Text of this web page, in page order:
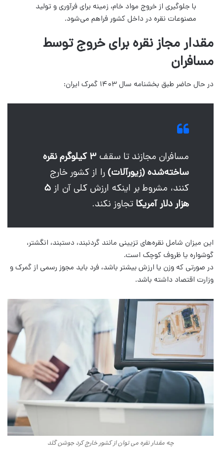
با جلوگیری از خروج مواد خام، زمینه برای فرآوری و تولید
مصنوعات نقره در داخل کشور فراهم می‌شود.
مقدار مجاز نقره برای خروج توسط
مسافران
در حال حاضر طبق بخشنامه سال ۱۴۰۳ گمرک ایران:
مسافران مجازند تا سقف
۳ کیلوگرم نقره
ساخته‌شده (زیورآلات) را از کشور خارج
کنند، مشروط بر اینکه ارزش کلی آن از ۵
هزار دلار آمریکا تجاوز نکند.
این میزان شامل نقره‌های تزیینی مانند گردنبند، دستبند، انگشتر،
گوشواره یا ظروف کوچک است.
در صورتی که وزن یا ارزش بیشتر باشد، فرد باید مجوز رسمی از گمرک و
وزارت اقتصاد داشته باشد.
چه مقدار نقره می توان از کشور خارج کرد جوشن گلد